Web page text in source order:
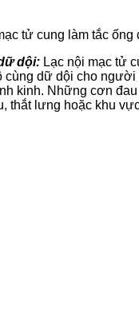
tử cung làm tắc ống
dội: Lạc nội mạc tử
cùng dữ dội cho người
kinh. Những cơn
thắt lưng hoặc khu